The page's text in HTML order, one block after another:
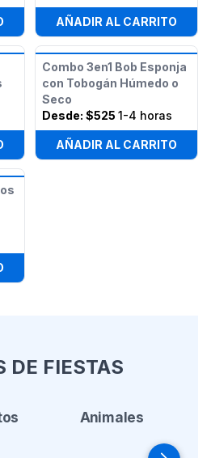
AÑADIR AL CARRITO
Combo 3en1 Bob Esponja
con Tobogán Húmedo o
Seco
Desde: $525 1-4 horas
AÑADIR AL CARRITO
DE FIESTAS
Animales